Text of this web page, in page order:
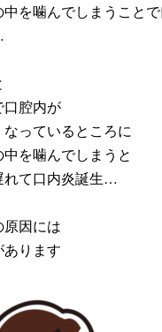
を噛んでしまうこと
口腔内が
っているところに
を噛んでしまうと
れて口内炎誕生…
因には
ります